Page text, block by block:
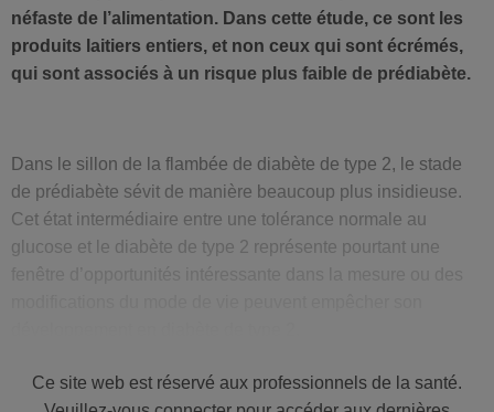
néfaste de l’alimentation. Dans cette étude, ce sont les
produits laitiers entiers, et non ceux qui sont écrémés,
qui sont associés à un risque plus faible de prédiabète.
Dans le sillon de la flambée de diabète de type 2, le stade
de prédiabète sévit de manière beaucoup plus insidieuse.
Cet état intermédiaire entre une tolérance normale au
glucose et le diabète de type 2 représente pourtant une
Les produits laitiers ont déjà fait l’objet de moultes
recherches, mais il y en a relativement peu qui concernent le
Ce site web est réservé aux professionnels de la santé.